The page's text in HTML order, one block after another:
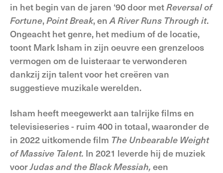
in het begin van de jaren ‘90 door metReversal of
Fortune,Point Break, enA River Runs Through it.
Ongeacht het genre, het medium of de locatie,
toont Mark Isham in zijn oeuvre een grenzeloos
vermogen om de luisteraar te verwonderen
dankzij zijn talent voor het creëren van
suggestieve muzikale werelden.
Isham heeft meegewerkt aan talrijke films en
televisieseries - ruim 400 in totaal, waaronder de
in 2022 uitkomende film The Unbearable Weight
of Massive Talent. In 2021 leverde hij de muziek
voorJudas and the Black Messiah, een